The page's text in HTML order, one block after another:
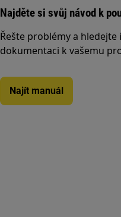
Najděte si svůj návod k
Řešte problémy a
dokumentaci k vašemu
Najít manuál